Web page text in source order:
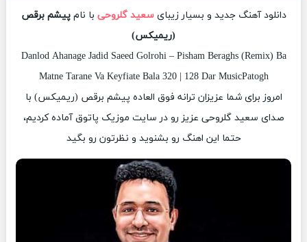
دانلود آهنگ جدید و بسیار زیبایسعید گلروحی با نامپیشم برقص
(ریمیکس)
Danlod Ahanage Jadid Saeed Golrohi – Pisham Beraghs (Remix) Ba
Matne Tarane Va Keyfiate Bala 320 | 128 Dar MusicPatogh
امروز برای شما عزیزان ترانه فوق العاده پیشم برقص (ریمیکس) با
صدای سعید گلروحی عزیز رو در سایت موزیک پاتوق آماده کردیم،
حتما این اهنگ رو بشنوید و نظرتون رو بگید